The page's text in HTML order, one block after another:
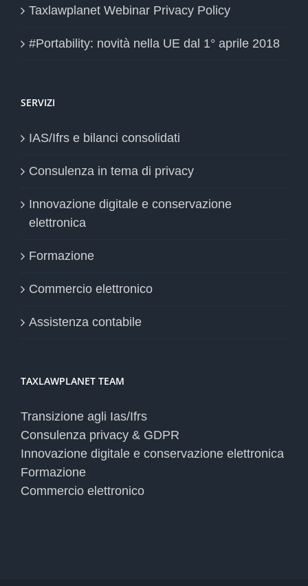
Taxlawplanet Webinar Privacy Policy
#Portability: novità nella UE dal 1° aprile 2018
SERVIZI
IAS/Ifrs e bilanci consolidati
Consulenza in tema di privacy
Innovazione digitale e conservazione
elettronica
Formazione
Commercio elettronico
Assistenza contabile
TAXLAWPLANET TEAM
Transizione agli Ias/Ifrs
Consulenza privacy & GDPR
Innovazione digitale e conservazione elettronica
Formazione
Commercio elettronico